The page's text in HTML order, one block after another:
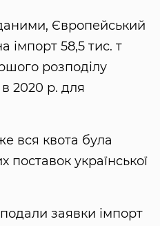
Європейський
імпорт 58,5 тис. т
розподілу
2020 р. для
вся квота була
української
заявки імпорт